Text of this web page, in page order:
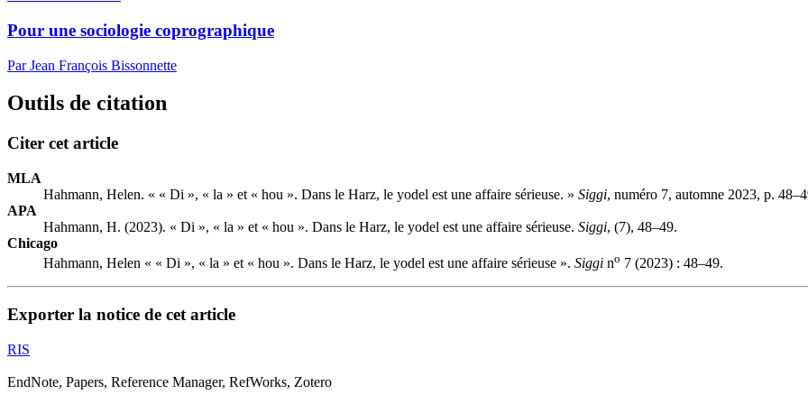
Pour une sociologie coprographique
Par Jean François Bissonnette
Outils de citation
Citer cet article
MLA
Hahmann, Helen. « « Di », « la » et « hou ». Dans le Harz, le yodel est une affaire sérieuse. » Siggi, numéro 7, automne 2023, p.
APA
Hahmann, H. (2023). « Di », « la » et « hou ». Dans le Harz, le yodel est une affaire sérieuse. Siggi, (7), 48–49.
Chicago
Hahmann, Helen « « Di », « la » et « hou ». Dans le Harz, le yodel est une affaire sérieuse ». Siggi no 7 (2023) : 48–49.
Exporter la notice de cet article
RIS
EndNote, Papers, Reference Manager, RefWorks, Zotero